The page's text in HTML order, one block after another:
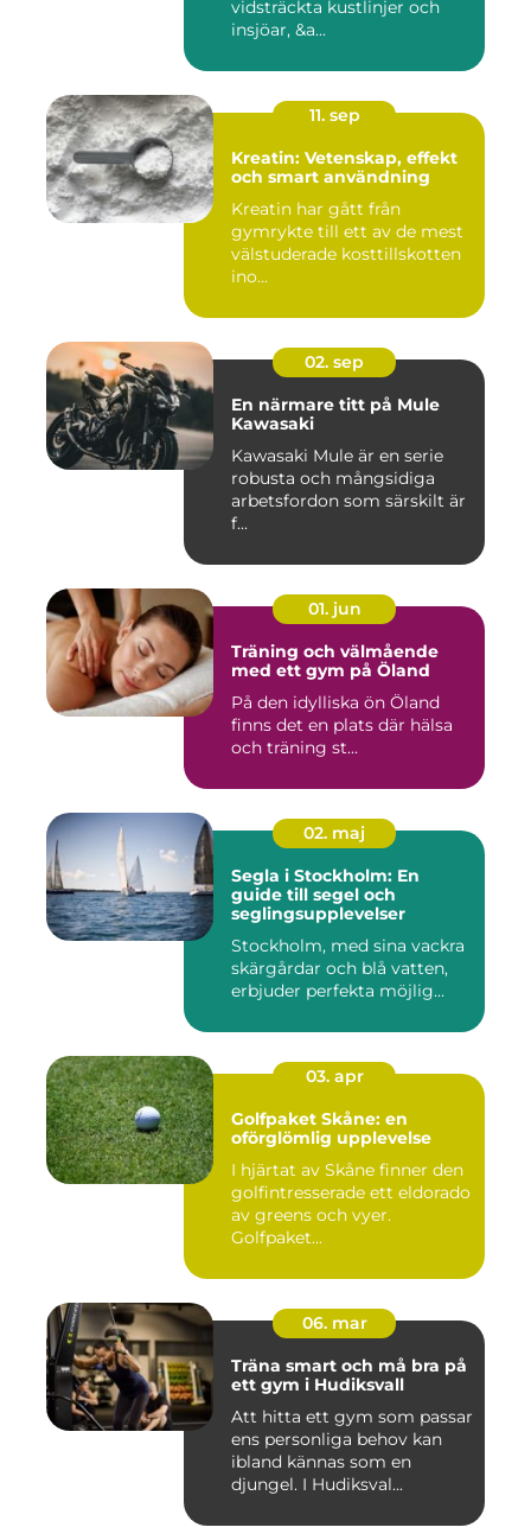
vidsträckta kustlinjer och
insjöar, &a...
11. sep
Kreatin: Vetenskap, effekt
och smart användning
Kreatin har gått från
gymrykte till ett av de mest
välstuderade kosttillskotten
ino...
02. sep
En närmare titt på Mule
Kawasaki
Kawasaki Mule är en serie
robusta och mångsidiga
arbetsfordon som särskilt är
f...
01. jun
Träning och välmående
med ett gym på Öland
På den idylliska ön Öland
finns det en plats där hälsa
och träning st...
02. maj
Segla i Stockholm: En
guide till segel och
seglingsupplevelser
Stockholm, med sina vackra
skärgårdar och blå vatten,
erbjuder perfekta möjlig...
03. apr
Golfpaket Skåne: en
oförglömlig upplevelse
I hjärtat av Skåne finner den
golfintresserade ett eldorado
av greens och vyer.
Golfpaket...
06. mar
Träna smart och må bra på
ett gym i Hudiksvall
Att hitta ett gym som passar
ens personliga behov kan
ibland kännas som en
djungel. I Hudiksval...